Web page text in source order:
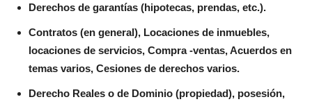
Derechos de garantías (hipotecas, prendas, etc.).
Contratos (en general), Locaciones de inmuebles,
locaciones de servicios, Compra -ventas, Acuerdos en
temas varios, Cesiones de derechos varios.
Derecho Reales o de Dominio (propiedad), posesión,